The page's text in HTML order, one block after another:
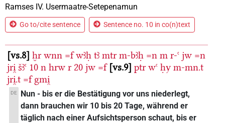
Ramses IV. Usermaatre-Setepenamun
Go to/cite sentence Sentence no. 10 in co(n)text
vs.8 ḫr wnn =f wꜣḥ tꜣ mtr m-bꜣḥ =n m r-ꜥ jw =n
jri̯ šꜣꜥ 10 n hrw r 20 jw =f vs.9 ptr wꜥ ḥy m-mn.t
jri̯.t =f gmi̯
DE
Nun - bis er die Bestätigung vor uns niederlegt,
dann brauchen wir 10 bis 20 Tage, während er
täglich nach einer Aufsichtsperson schaut, bis er